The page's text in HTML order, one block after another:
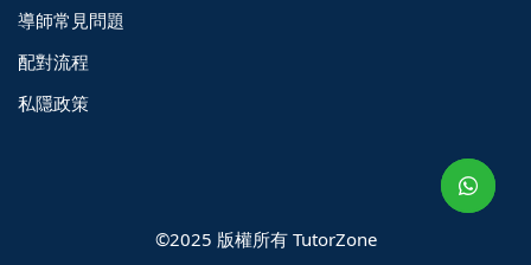
導師常見問題
配對流程
私隱政策
©2025 版權所有 TutorZone